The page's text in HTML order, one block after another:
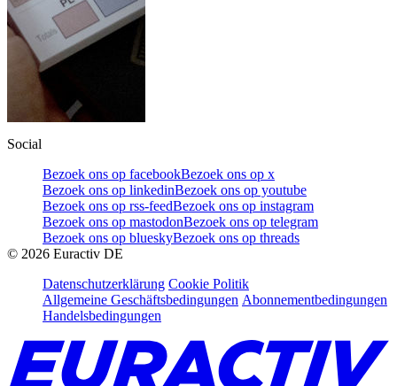
Social
Bezoek ons op facebookBezoek ons op x
Bezoek ons op linkedinBezoek ons op youtube
Bezoek ons op rss-feedBezoek ons op instagram
Bezoek ons op mastodonBezoek ons op telegram
Bezoek ons op blueskyBezoek ons op threads
© 2026 Euractiv DE
Datenschutzerklärung Cookie Politik
Allgemeine Geschäftsbedingungen Abonnementbedingungen
Handelsbedingungen